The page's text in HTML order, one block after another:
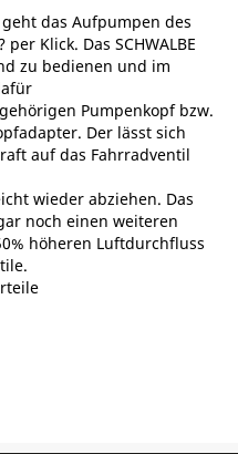
geht das Aufpumpen des
Klick. Das SCHWALBE
zu bedienen und im
Pumpenkopf bzw.
Der lässt sich
auf das Fahrradventil
wieder abziehen. Das
noch einen weiteren
höheren Luftdurchfluss